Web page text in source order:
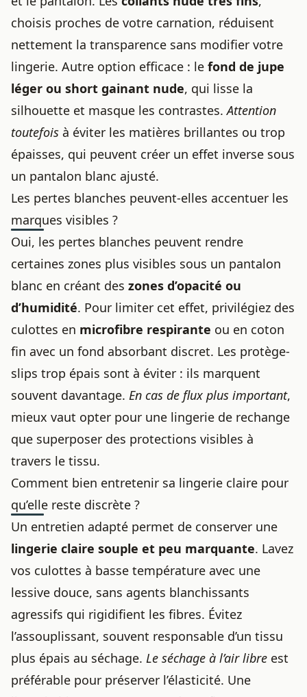
choisis proches de votre carnation, réduisent
nettement la transparence sans modifier votre
lingerie. Autre option efficace : le fond de jupe
léger ou short gainant nude, qui lisse la
silhouette et masque les contrastes.Attention
toutefois à éviter les matières brillantes ou trop
épaisses, qui peuvent créer un effet inverse sous
un pantalon blanc ajusté.
Les pertes blanches peuvent-elles accentuer les
marques visibles ?
Oui, les pertes blanches peuvent rendre
certaines zones plus visibles sous un pantalon
blanc en créant des zones d’opacité ou
d’humidité. Pour limiter cet effet, privilégiez des
culottes en microfibre respirante ou en coton
fin avec un fond absorbant discret. Les protège-
slips trop épais sont à éviter : ils marquent
souvent davantage. En cas de flux plus important,
mieux vaut opter pour une lingerie de rechange
que superposer des protections visibles à
travers le tissu.
Comment bien entretenir sa lingerie claire pour
qu’elle reste discrète ?
Un entretien adapté permet de conserver une
lingerie claire souple et peu marquante. Lavez
vos culottes à basse température avec une
lessive douce, sans agents blanchissants
agressifs qui rigidifient les fibres. Évitez
l’assouplissant, souvent responsable d’un tissu
plus épais au séchage. Le séchage à l’air libre est
préférable pour préserver l’élasticité. Une